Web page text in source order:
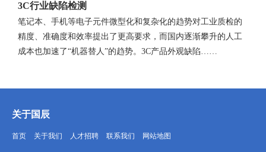
3C行业缺陷检测
笔记本、手机等电子元件微型化和复杂化的趋势对工业质检的
精度、准确度和效率提出了更高要求，而国内逐渐攀升的人工
成本也加速了“机器替人”的趋势。3C产品外观缺陷……
关于国辰
首页 关于我们 人才招聘 联系我们 网站地图